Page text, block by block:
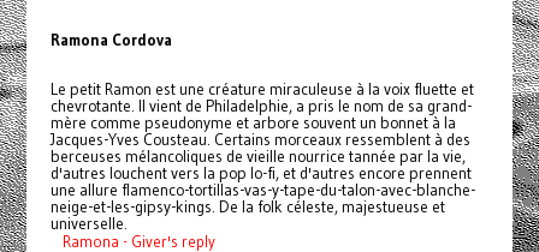
Ramona Cordova
Le petit Ramon est une créature miraculeuse à la voix fluette et
chevrotante. Il vient de Philadelphie, a pris le nom de sa grand-
mère comme pseudonyme et arbore souvent un bonnet à la
Jacques-Yves Cousteau. Certains morceaux ressemblent à des
berceuses mélancoliques de vieille nourrice tannée par la vie,
d'autres louchent vers la pop lo-fi, et d'autres encore prennent
une allure flamenco-tortillas-vas-y-tape-du-talon-avec-blanche-
neige-et-les-gipsy-kings. De la folk céleste, majestueuse et
universelle.
Ramona - Giver's reply